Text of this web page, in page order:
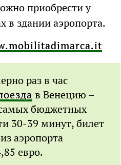
приобрести у
в здании аэропорта.
раз в час
в Венецию –
бюджетных
30-39 минут, билет
аэропорта
евро.